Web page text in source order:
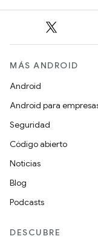
MÁS ANDROID
Android
Android para
Seguridad
Código abierto
Noticias
Blog
Podcasts
DESCUBRE